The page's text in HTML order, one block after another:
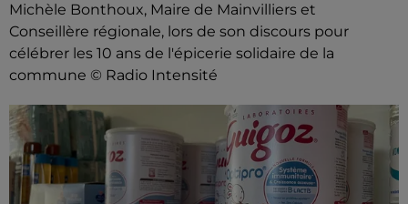
Michèle Bonthoux, Maire de Mainvilliers et
Conseillère régionale, lors de son discours pour
célébrer les 10 ans de l'épicerie solidaire de la
commune © Radio Intensité